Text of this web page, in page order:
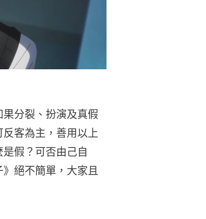
果分裂、扮演及真假
客為主，善用以上
假？可否由己自
絕不簡單，大家且